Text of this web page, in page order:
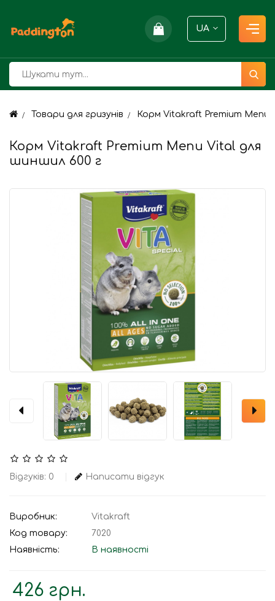
UA
Товари для гризунів Корм Vitakraft Premium Menu
Корм Vitakraft Premium Menu Vital для
шиншил 600 г
Відгуків: 0 Написати відгук
Виробник:
Vitakraft
Код товару:
7020
Наявність:
В наявності
426 грн.